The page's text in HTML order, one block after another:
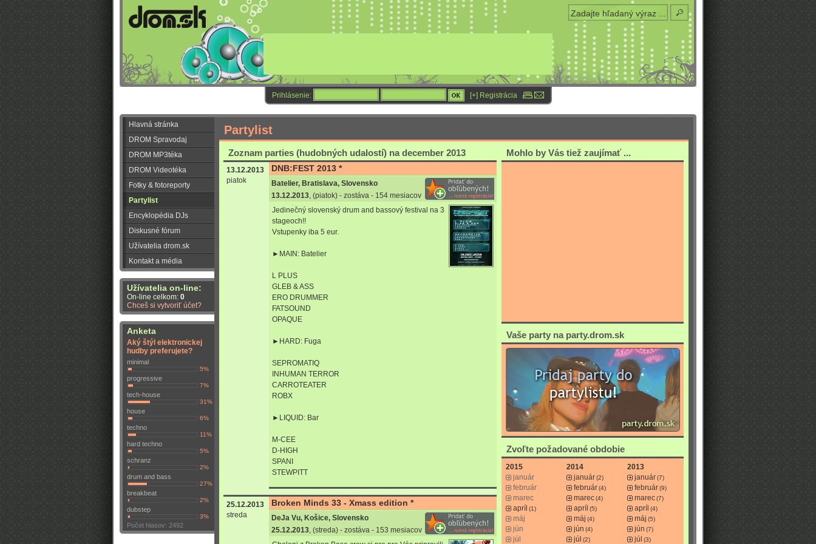
Prihlásenie: [+] Registrácia
Hlavná stránka
DROM Spravodaj
DROM MP3téka
DROM Videotéka
Fotky & fotoreporty
Partylist
Encyklopédia DJs
Diskusné fórum
Užívatelia drom.sk
Kontakt a média
Užívatelia on-line:
On-line celkom: 0
Chceš si vytvoriť účet?
Anketa
Aký štýl elektronickej
hudby preferujete?
minimal
5%
progressive
7%
tech-house
31%
house
6%
techno
11%
hard techno
5%
schranz
2%
drum and bass
27%
breakbeat
2%
dubstep
3%
Počet hlasov: 2492
Partylist
Zoznam parties (hudobných udalostí) na december 2013
13.12.2013
piatok
DNB:FEST 2013 *
Batelier, Bratislava, Slovensko
13.12.2013, (piatok) - zostáva - 154 mesiacov
Jedinečný slovenský drum and bassový festival na 3
stageoch!!
Vstupenky iba 5 eur.
►MAIN: Batelier
L PLUS
GLEB & ASS
ERO DRUMMER
FATSOUND
OPAQUE
►HARD: Fuga
SEPROMATIQ
INHUMAN TERROR
CARROTEATER
ROBX
►LIQUID: Bar
M-CEE
D-HIGH
SPANI
STEWPITT
25.12.2013
streda
Broken Minds 33 - Xmass edition *
DeJa Vu, Košice, Slovensko
25.12.2013, (streda) - zostáva - 153 mesiacov
Mohlo by Vás tiež zaujímať ...
Vaše party na party.drom.sk
Zvoľte požadované obdobie
2015
január
február
marec
apríl (1)
máj
jún
júl
2014
január(2)
február(4)
marec(4)
apríl (5)
máj (4)
jún (4)
júl (2)
2013
január(7)
február(9)
marec(7)
apríl (4)
máj (5)
jún (7)
júl (3)